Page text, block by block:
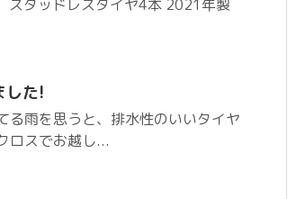
タッドレスタイヤ4本 2021年製
した!
る雨を思うと、排水性のいいタイヤ
ロスでお越し...